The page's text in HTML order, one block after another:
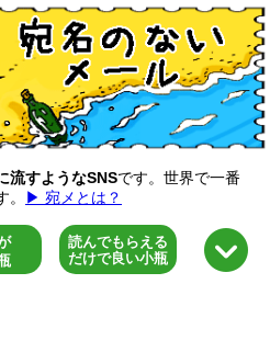
流すようなSNSです。世界で一番
▶ 宛メとは？
読んでもらえる
だけで良い小瓶